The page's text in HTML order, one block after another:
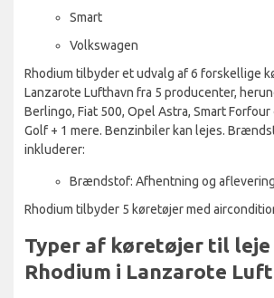
Smart
Volkswagen
Rhodium tilbyder et udvalg af 6 forskellige
Lanzarote Lufthavn fra 5 producenter,
Berlingo, Fiat 500, Opel Astra, Smart
Golf + 1 mere. Benzinbiler kan lejes.
inkluderer:
Brændstof: Afhentning og
Rhodium tilbyder 5 køretøjer med
Typer af køretøjer til
Rhodium i Lanzarote